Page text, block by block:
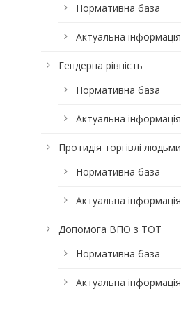
Нормативна база
Актуальна інформація
Гендерна рівність
Нормативна база
Актуальна інформація
Протидія торгівлі людьми
Нормативна база
Актуальна інформація
Допомога ВПО з ТОТ
Нормативна база
Актуальна інформація